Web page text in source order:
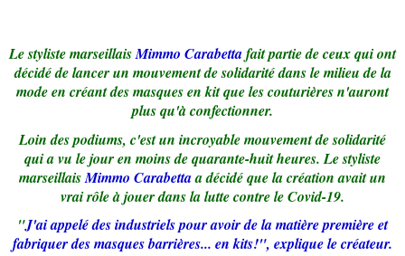
Le styliste marseillaisMimmo Carabettafait partie de ceux qui ont
décidé de lancer un mouvement de solidarité dans le milieu de la
mode en créant des masques en kit que les couturières n'auront
plus qu'à confectionner.
Loin des podiums, c'est un incroyable mouvement de solidarité
qui a vu le jour en moins de quarante-huit heures. Le styliste
marseillaisMimmo Carabettaa décidé que la création avait un
vrai rôle à jouer dans la lutte contre le Covid-19.
"J'ai appelé des industriels pour avoir de la matière première et
fabriquer des masques barrières... en kits!", explique le créateur.